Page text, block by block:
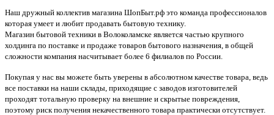
Наш дружный коллектив магазина ШопБыт.рф это команда профессионалов
которая умеет и любит продавать бытовую технику.
Магазин бытовой техники в Волоколамске является частью крупного
холдинга по поставке и продаже товаров бытового назначения, в общей
сложности компания насчитывает более 6 филиалов по России.
Покупая у нас вы можете быть уверены в абсолютном качестве товара, ведь
все поставки на наши склады, приходящие с заводов изготовителей
проходят тотальную проверку на внешние и скрытые повреждения,
поэтому риск получения некачественного товара практически отсутствует.